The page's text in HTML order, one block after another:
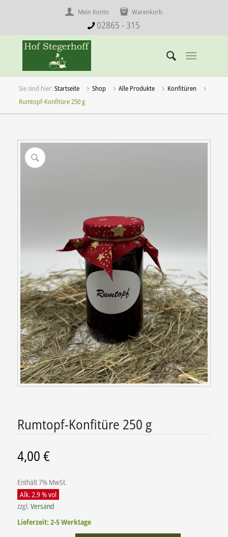
Mein Konto Warenkorb
02865 - 315
Startseite Shop Alle Produkte
Konfitüren
Rumtopf-Konfitüre 250 g
Rumtopf-Konfitüre 250 g
4,00€
Enthält 7% MwSt.
Alk. 2,9 % vol
zzgl.Versand
Lieferzeit: 2-5 Werktage